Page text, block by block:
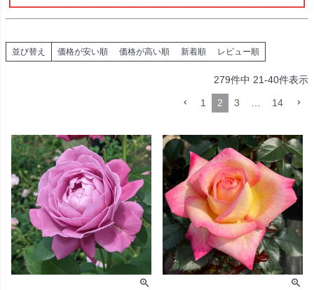
並び替え 価格が安い順 価格が高い順 新着順 レビュー順
279件中 21-40件表示
1 2 3 14